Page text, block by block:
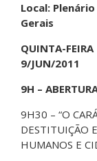
Local:
Gerais
QUINTA-FEIRA
9/JUN/2011
9H –
9H30 – “O
DESTITUIÇÃO
HUMANOS E